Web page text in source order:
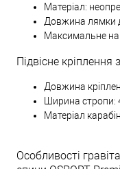
Матеріал:
Довжина лямки
Максимальне
Підвісне кріплення
Довжина
Ширина стропи:
Матеріал
Особливості